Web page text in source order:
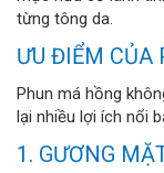
từng tông da.
ƯU ĐIỂM CỦA
Phun má hồng
lại nhiều lợi ích nổi
1. GƯƠNG